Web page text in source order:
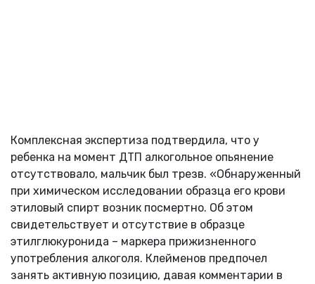
Комплексная экспертиза подтвердила, что у
ребенка на момент ДТП алкогольное опьянение
отсутствовало, мальчик был трезв. «Обнаруженный
при химическом исследовании образца его крови
этиловый спирт возник посмертно. Об этом
свидетельствует и отсутствие в образце
этилглюкуронида – маркера прижизненного
употребления алкоголя. Клейменов предпочел
занять активную позицию, давая комментарии в